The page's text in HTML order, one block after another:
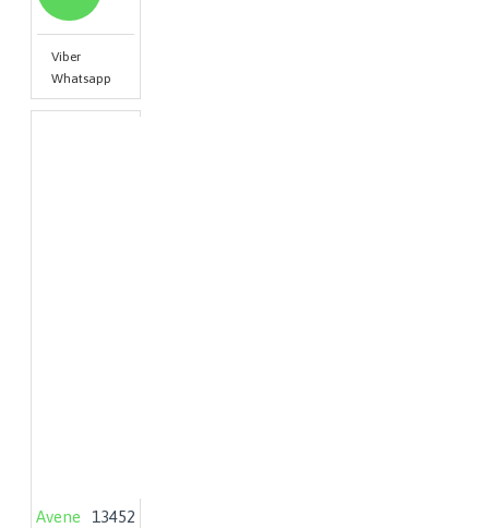
Viber
Whatsapp
Avene 13452